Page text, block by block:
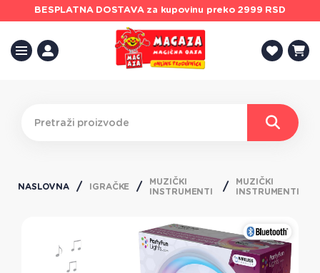
BESPLATNA DOSTAVAza kupovinu preko 2999 RSD
NASLOVNA IGRAČKE
MUZIČKI
INSTRUMENTI
MUZIČKI
INSTRUMENTI